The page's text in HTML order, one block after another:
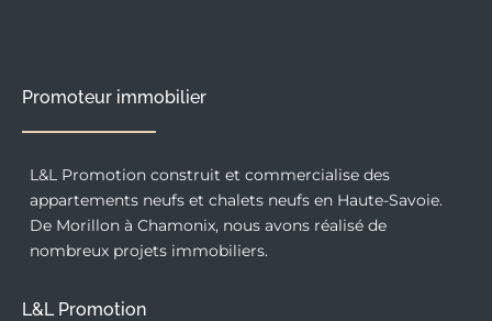
Promoteur immobilier
L&L Promotion construit et commercialise des
appartements neufs et chalets neufs en Haute-Savoie.
De Morillon à Chamonix, nous avons réalisé de
nombreux projets immobiliers.
L&L Promotion